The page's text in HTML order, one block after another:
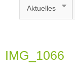
Aktuelles
IMG_1066